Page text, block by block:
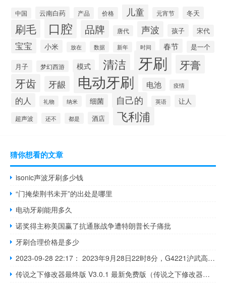
中国 云南白药 产品 价格 儿童 元宵节 冬天
刷毛 口腔 品牌 唐代 声波 孩子 宋代
宝宝 小米 放在 数据 新年 时间 春节 是一个
月子 梦幻西游 模式 清洁 牙刷 牙膏
牙齿 牙龈 电动牙刷 电池 疫情
的人 礼物 纳米 细菌 自己的 英语 让人
超声波 还不 都是 酒店 飞利浦
猜你想看的文章
isonic声波牙刷多少钱
“门掩柴荆书未开”的出处是哪里
电动牙刷能用多久
诺奖得主称美国赢了抗通胀战争遭特朗普长子痛批
牙刷合理价格是多少
2023-09-28 22:17： 2023年9月28日22时8分，G4221沪武高速无锡段由于车流量大，由上海往武汉方向103K至121K离江阴新桥服务区1公里附近现场车多缓行。2023年9月28日22时7分，G4221沪武高速苏州段由于车流量大，由上海往武汉方向81K至96K过常熟北收费站5公里附近现场车多缓行。 ​​​
传说之下修改器最终版 V3.0.1 最新免费版（传说之下修改器最终版 V3.0.1 最新免费版功能简介）